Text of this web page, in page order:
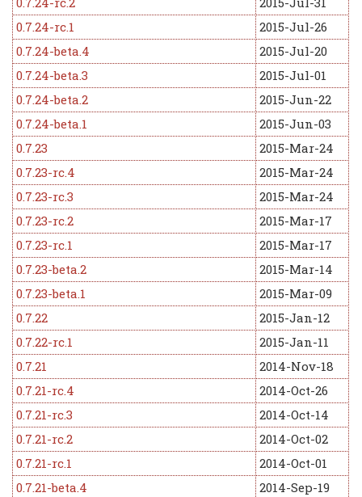
0.7.24-rc.1
2015-Jul-26
0.7.24-beta.4
2015-Jul-20
0.7.24-beta.3
2015-Jul-01
0.7.24-beta.2
2015-Jun-22
0.7.24-beta.1
2015-Jun-03
0.7.23
2015-Mar-24
0.7.23-rc.4
2015-Mar-24
0.7.23-rc.3
2015-Mar-24
0.7.23-rc.2
2015-Mar-17
0.7.23-rc.1
2015-Mar-17
0.7.23-beta.2
2015-Mar-14
0.7.23-beta.1
2015-Mar-09
0.7.22
2015-Jan-12
0.7.22-rc.1
2015-Jan-11
0.7.21
2014-Nov-18
0.7.21-rc.4
2014-Oct-26
0.7.21-rc.3
2014-Oct-14
0.7.21-rc.2
2014-Oct-02
0.7.21-rc.1
2014-Oct-01
0.7.21-beta.4
2014-Sep-19